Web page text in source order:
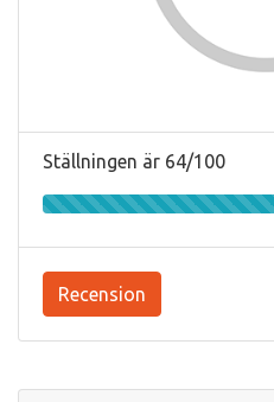
Ställningen är 64/100
Recension